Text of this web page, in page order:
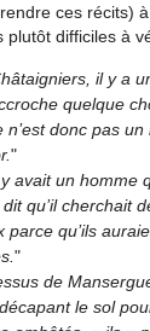
ces récits)
plutôt difficiles à
il y a
quelque
n’est donc pas
"
avait un homme
qu’il cherchait
parce qu’ils
"
de
le sol